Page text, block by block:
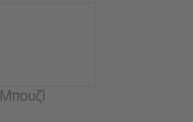
Μπουζί